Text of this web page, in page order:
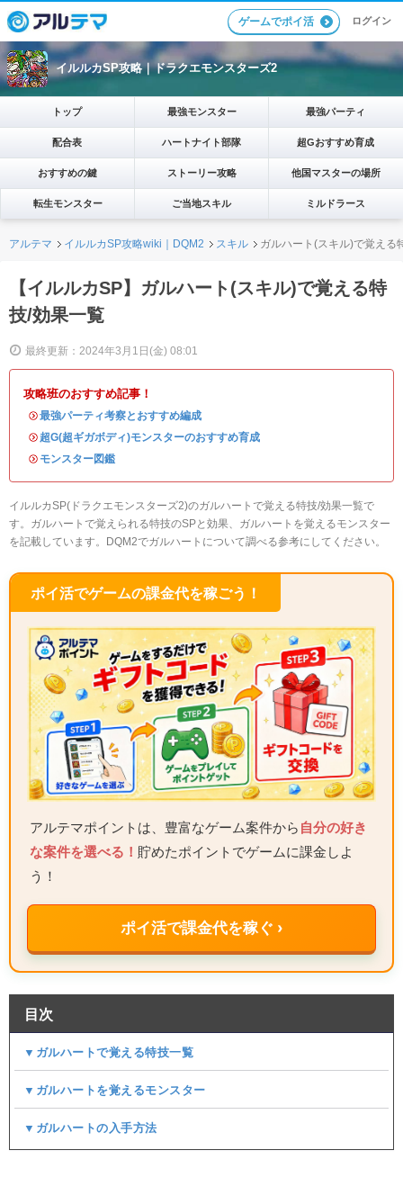
ゲームでポイ活 ログイン
イルルカSP攻略｜ドラクエモンスターズ2
トップ 最強モンスター 最強パーティ
配合表 ハートナイト部隊 超Gおすすめ育成
おすすめの鍵 ストーリー攻略 他国マスターの場所
転生モンスター ご当地スキル ミルドラース
アルテマ イルルカSP攻略wiki｜DQM2 スキル ガルハート(スキル)で覚える
【イルルカSP】ガルハート(スキル)で覚える特
技/効果一覧
最終更新：2024年3月1日(金) 08:01
攻略班のおすすめ記事！
・最強パーティ考察とおすすめ編成
・超G(超ギガボディ)モンスターのおすすめ育成
・ モンスター図鑑
イルルカSP(ドラクエモンスターズ2)のガルハートで覚える特技/効果一覧で
す。ガルハートで覚えられる特技のSPと効果、ガルハートを覚えるモンスター
を記載しています。DQM2でガルハートについて調べる参考にしてください。
ポイ活でゲームの課金代を稼ごう！
アルテマポイントは、豊富なゲーム案件から 自分の好き
な案件を選べる！ 貯めたポイントでゲームに課金しよ
う！
ポイ活で課金代を稼ぐ ›
目次
▼ガルハートで覚える特技一覧
▼ガルハートを覚えるモンスター
▼ガルハートの入手方法